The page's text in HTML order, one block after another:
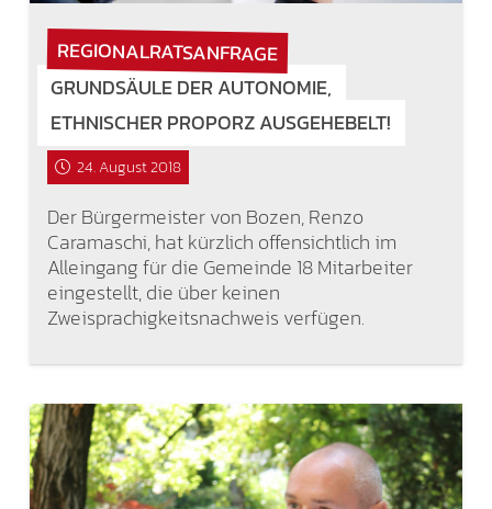
REGIONALRATSANFRAGE
GRUNDSÄULE DER AUTONOMIE,
ETHNISCHER PROPORZ AUSGEHEBELT!
24. August 2018
Der Bürgermeister von Bozen, Renzo
Caramaschi, hat kürzlich offensichtlich im
Alleingang für die Gemeinde 18 Mitarbeiter
eingestellt, die über keinen
Zweisprachigkeitsnachweis verfügen.